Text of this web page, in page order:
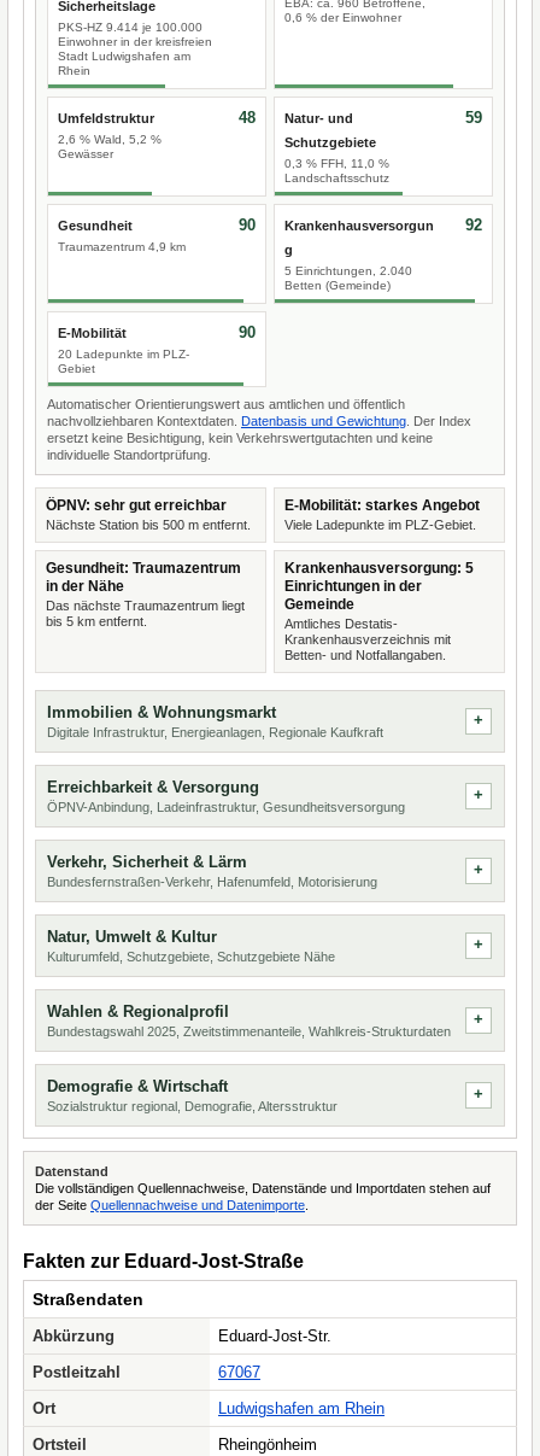
Sicherheitslage
PKS-HZ 9.414 je 100.000
Einwohner in der kreisfreien
Stadt Ludwigshafen am
Rhein
EBA: ca. 960 Betroffene,
0,6 % der Einwohner
Umfeldstruktur
2,6 % Wald, 5,2 %
Gewässer
48
Natur- und
Schutzgebiete
0,3 % FFH, 11,0 %
Landschaftsschutz
59
Gesundheit
Traumazentrum 4,9 km
90
Krankenhausversorgun
g
5 Einrichtungen, 2.040
Betten (Gemeinde)
92
E-Mobilität
20 Ladepunkte im PLZ-
Gebiet
90
Automatischer Orientierungswert aus amtlichen und öffentlich
nachvollziehbaren Kontextdaten. Datenbasis und Gewichtung . Der Index
ersetzt keine Besichtigung, kein Verkehrswertgutachten und keine
individuelle Standortprüfung.
ÖPNV: sehr gut erreichbar
Nächste Station bis 500 m entfernt.
E-Mobilität: starkes Angebot
Viele Ladepunkte im PLZ-Gebiet.
Gesundheit: Traumazentrum
in der Nähe
Das nächste Traumazentrum liegt
bis 5 km entfernt.
Krankenhausversorgung: 5
Einrichtungen in der
Gemeinde
Amtliches Destatis-
Krankenhausverzeichnis mit
Betten- und Notfallangaben.
Immobilien & Wohnungsmarkt
Digitale Infrastruktur, Energieanlagen, Regionale Kaufkraft
Erreichbarkeit & Versorgung
ÖPNV-Anbindung, Ladeinfrastruktur, Gesundheitsversorgung
Verkehr, Sicherheit & Lärm
Bundesfernstraßen-Verkehr, Hafenumfeld, Motorisierung
Natur, Umwelt & Kultur
Kulturumfeld, Schutzgebiete, Schutzgebiete Nähe
Wahlen & Regionalprofil
Bundestagswahl 2025, Zweitstimmenanteile, Wahlkreis-Strukturdaten
Demografie & Wirtschaft
Sozialstruktur regional, Demografie, Altersstruktur
Datenstand
Die vollständigen Quellennachweise, Datenstände und Importdaten stehen auf
der Seite Quellennachweise und Datenimporte
Fakten zur Eduard-Jost-Straße
Straßendaten
Abkürzung
Eduard-Jost-Str.
Postleitzahl
67067
Ort
Ludwigshafen am Rhein
Ortsteil
Rheingönheim